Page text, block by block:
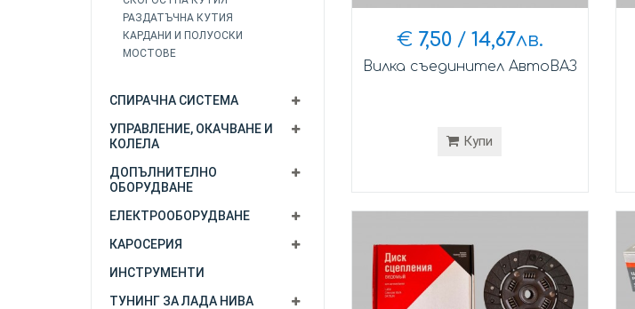
РАЗДАТЪЧНА КУТИЯ
КАРДАНИ И ПОЛУОСКИ
МОСТОВЕ
СПИРАЧНА СИСТЕМА
УПРАВЛЕНИЕ, ОКАЧВАНЕ И
КОЛЕЛА
ДОПЪЛНИТЕЛНО
ОБОРУДВАНЕ
ЕЛЕКТРООБОРУДВАНЕ
КАРОСЕРИЯ
ИНСТРУМЕНТИ
ТУНИНГ ЗА ЛАДА НИВА
€ 7,50/ 14,67лв.
Вилка съединител АвтоВАЗ
Купи